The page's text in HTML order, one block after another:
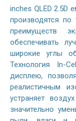
inches QLED 2.5D
производятся
преимуществ
обеспечивать
широкие углы
Технология In-
дисплею,
реалистичным
устраняет
значительно